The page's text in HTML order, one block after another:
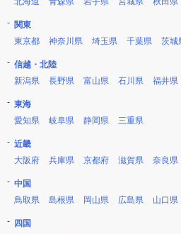
関東
東京都
神奈川県 埼玉県 千葉県 茨城
信越・北陸
新潟県
長野県 富山県 石川県 福井県
東海
愛知県
岐阜県 静岡県 三重県
近畿
大阪府
兵庫県 京都府 滋賀県 奈良県
中国
鳥取県
島根県 岡山県 広島県 山口県
四国